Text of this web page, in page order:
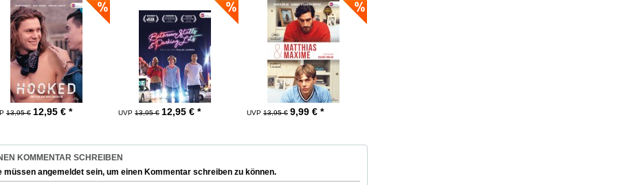
13,95 € 12,95 € * UVP 13,95 € 12,95 € * UVP 13,95 € 9,99 € *
KOMMENTAR SCHREIBEN
müssen angemeldet sein, um einen Kommentar schreiben zu können.